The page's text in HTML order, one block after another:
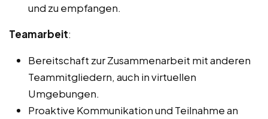
und zu empfangen.
Teamarbeit:
Bereitschaft zur Zusammenarbeit mit anderen
Teammitgliedern, auch in virtuellen
Umgebungen.
Proaktive Kommunikation und Teilnahme an